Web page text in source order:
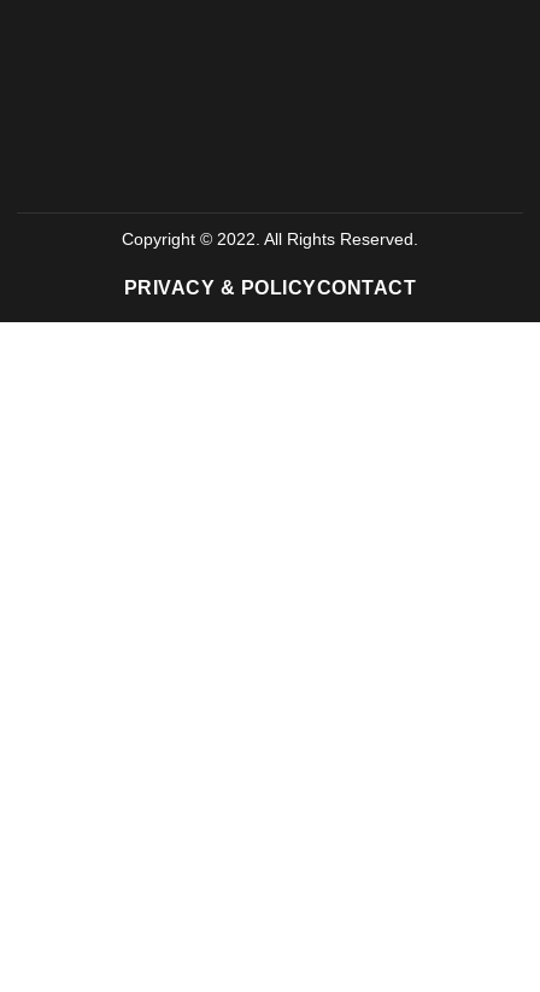
Copyright © 2022. All Rights Reserved.
PRIVACY & POLICYCONTACT